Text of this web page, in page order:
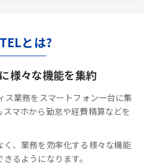
とは?
様々な機能を集約
ス業務をスマートフォン一台に集
マホから勤怠や経費精算などを
、業務を効率化する様々な機能
るようになります。